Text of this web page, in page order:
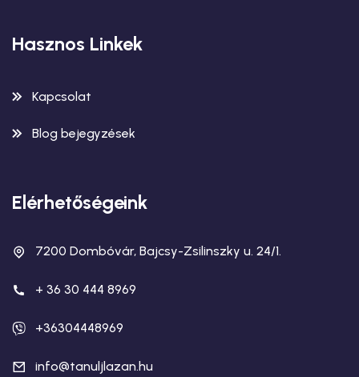
Hasznos Linkek
Kapcsolat
Blog bejegyzések
Elérhetőségeink
7200 Dombóvár, Bajcsy-Zsilinszky u. 24/1.
+ 36 30 444 8969
+36304448969
info@tanuljlazan.hu